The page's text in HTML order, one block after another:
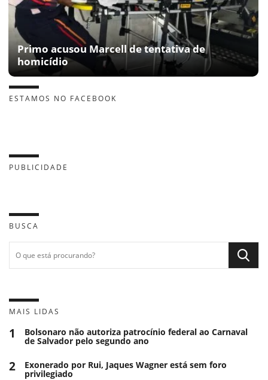
Primo acusou Marcell de tentativa de
homicídio
ESTAMOS NO FACEBOOK
PUBLICIDADE
BUSCA
MAIS LIDAS
1 Bolsonaro não autoriza patrocínio federal ao Carnaval
de Salvador pelo segundo ano
2 Exonerado por Rui, Jaques Wagner está sem foro
privilegiado